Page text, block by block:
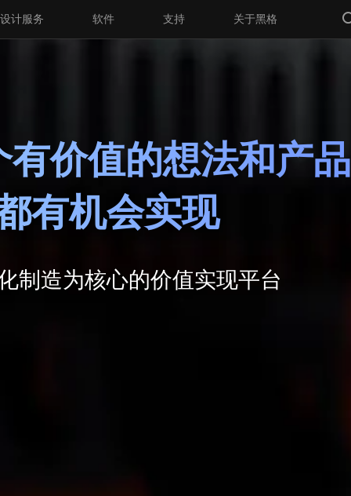
设计服务 软件 支持 关于黑格
有价值的想法和产品
有机会实现
制造为核心的价值实现平台